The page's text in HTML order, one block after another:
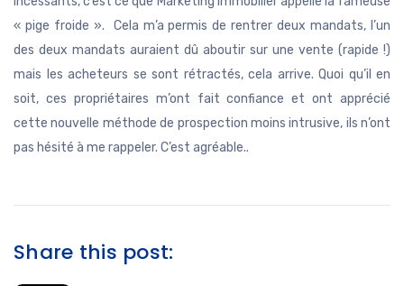
« pige froide ».
Cela m’a permis de rentrer deux mandats, l’un
des deux mandats auraient dû aboutir sur une vente (rapide !)
mais les acheteurs se sont rétractés, cela arrive. Quoi qu’il en
soit, ces propriétaires m’ont fait confiance et ont apprécié
cette nouvelle méthode de prospection moins intrusive, ils n’ont
pas hésité à me rappeler. C’est agréable..
Share this post: